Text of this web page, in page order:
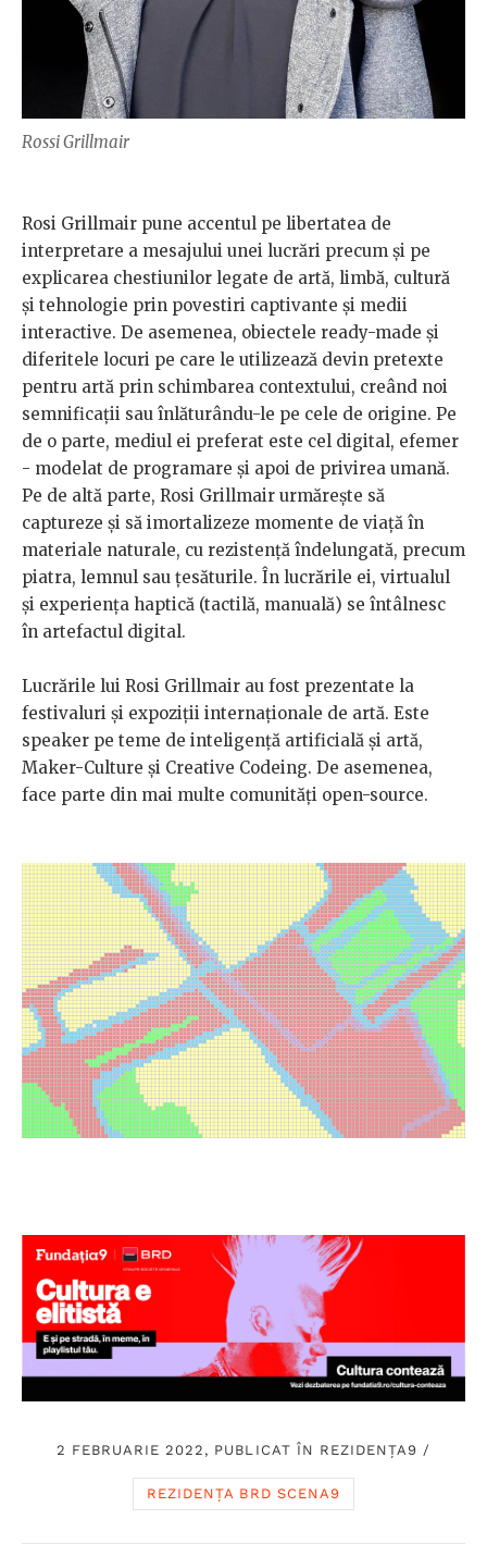
Rossi Grillmair
Rosi Grillmair pune accentul pe libertatea de
interpretare a mesajului unei lucrări precum și pe
explicarea chestiunilor legate de artă, limbă, cultură
și tehnologie prin povestiri captivante și medii
interactive. De asemenea, obiectele ready-made și
diferitele locuri pe care le utilizează devin pretexte
pentru artă prin schimbarea contextului, creând noi
semnificații sau înlăturându-le pe cele de origine. Pe
de o parte, mediul ei preferat este cel digital, efemer
- modelat de programare și apoi de privirea umană.
Pe de altă parte, Rosi Grillmair urmărește să
captureze și să imortalizeze momente de viață în
materiale naturale, cu rezistență îndelungată, precum
piatra, lemnul sau țesăturile. În lucrările ei, virtualul
şi experiența haptică (tactilă, manuală) se întâlnesc
în artefactul digital.
Lucrările lui Rosi Grillmair au fost prezentate la
festivaluri și expoziții internaționale de artă. Este
speaker pe teme de inteligență artificială și artă,
Maker-Culture și Creative Codeing. De asemenea,
face parte din mai multe comunități open-source.
2 FEBRUARIE 2022, PUBLICAT ÎN REZIDENȚA9 /
REZIDENȚA BRD SCENA9